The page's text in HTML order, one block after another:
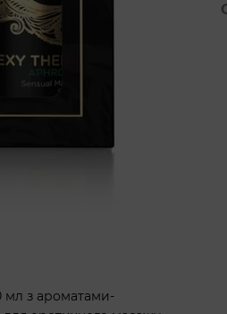
мл з ароматами-